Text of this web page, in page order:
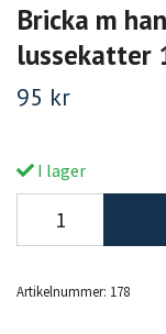
Bricka m
lussekatter
95 kr
I lager
Artikelnummer: 178